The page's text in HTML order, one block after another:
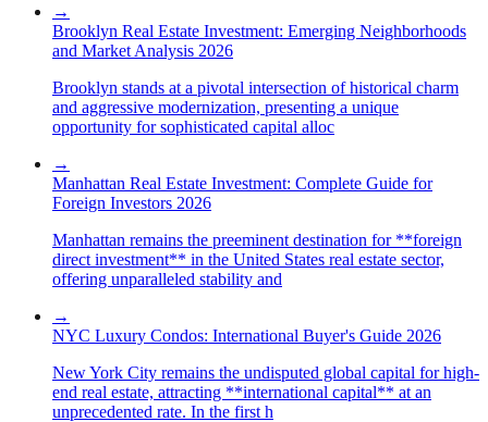
→
Brooklyn Real Estate Investment: Emerging Neighborhoods
and Market Analysis 2026
Brooklyn stands at a pivotal intersection of historical charm
and aggressive modernization, presenting a unique
opportunity for sophisticated capital alloc
→
Manhattan Real Estate Investment: Complete Guide for
Foreign Investors 2026
Manhattan remains the preeminent destination for **foreign
direct investment** in the United States real estate sector,
offering unparalleled stability and
→
NYC Luxury Condos: International Buyer's Guide 2026
New York City remains the undisputed global capital for high-
end real estate, attracting **international capital** at an
unprecedented rate. In the first h